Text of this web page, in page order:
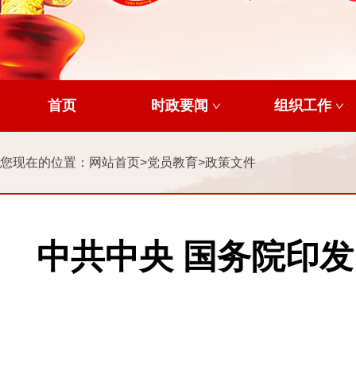
首页 时政要闻 组织工作
您现在的位置： 网站首页>党员教育>政策文件
中共中央 国务院印